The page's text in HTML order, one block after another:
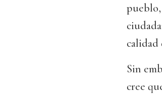
calidad
Sin
cree